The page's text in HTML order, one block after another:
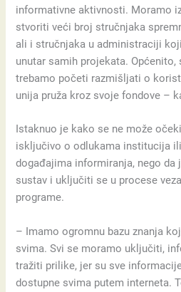
informativne aktivnosti. Moramo
stvoriti veći broj stručnjaka
ali i stručnjaka u administraciji
unutar samih projekata.
trebamo početi razmišljati o
unija pruža kroz svoje fondove –
Istaknuo je kako se ne može
isključivo o odlukama institucija
događajima informiranja, nego da
sustav i uključiti se u procese
programe.
– Imamo ogromnu bazu znanja
svima. Svi se moramo uključiti,
tražiti prilike, jer su sve
dostupne svima putem interneta.